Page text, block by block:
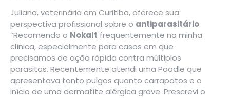
Juliana, veterinária em Curitiba, oferece sua
perspectiva profissional sobre o antiparasitário.
“Recomendo o Nokalt frequentemente na minha
clínica, especialmente para casos em que
precisamos de ação rápida contra múltiplos
parasitas. Recentemente atendi uma Poodle que
apresentava tanto pulgas quanto carrapatos e o
início de uma dermatite alérgica grave. Prescrevi o